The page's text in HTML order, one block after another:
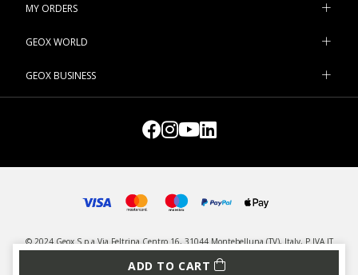
ADD TO CART
MY ORDERS
GEOX WORLD
GEOX BUSINESS
© 2024 Geox S.p.a Via Feltrina Centro 16, 31044 Montebelluna (TV), Italy, P.IVA IT
03348440268 - All rights reserved